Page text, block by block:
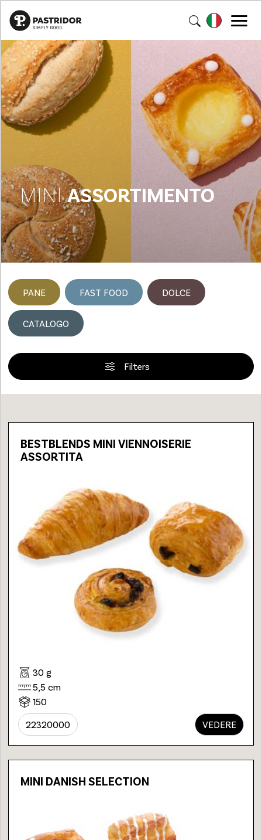
MINIASSORTIMENTO
PANE FAST FOOD DOLCE
CATALOGO
Filters
BESTBLENDS MINI VIENNOISERIE
ASSORTITA
30 g
5,5 cm
150
22320000 VEDERE
MINI DANISH SELECTION
Loading...